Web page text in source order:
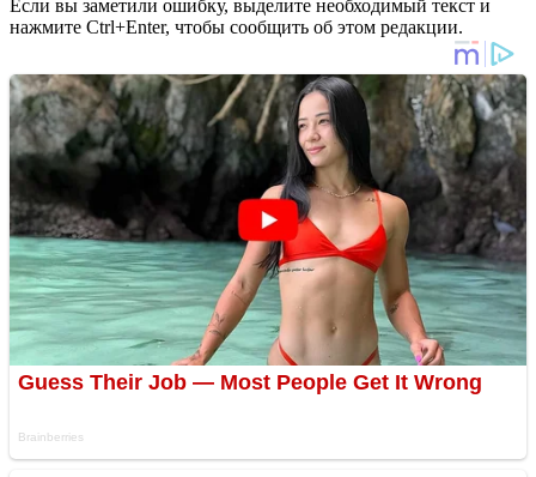
Если вы заметили ошибку, выделите необходимый текст и
нажмите Ctrl+Enter, чтобы сообщить об этом редакции.